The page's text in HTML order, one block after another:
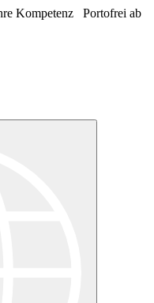
Kompetenz
Portofrei ab